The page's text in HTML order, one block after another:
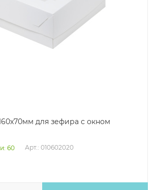
для зефира с окном
60 Арт.: 010602020